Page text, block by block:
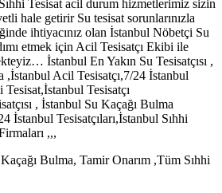
Tesisat acil durum hizmetlerimiz sizin
hale getirir Su tesisat sorunlarınızla
ihtiyacınız olan İstanbul Nöbetçi Su
etmek için Acil Tesisatçı Ekibi ile
İstanbul En Yakın Su Tesisatçısı ,
,İstanbul Acil Tesisatçı,7/24 İstanbul
Tesisat,İstanbul Tesisatçı
, İstanbul Su Kaçağı Bulma
İstanbul Tesisatçıları,İstanbul Sıhhi
,,,
Bulma, Tamir Onarım ,Tüm Sıhhi